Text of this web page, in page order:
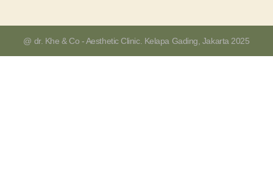
@ dr. Khe & Co - Aesthetic Clinic. Kelapa Gading, Jakarta 2025